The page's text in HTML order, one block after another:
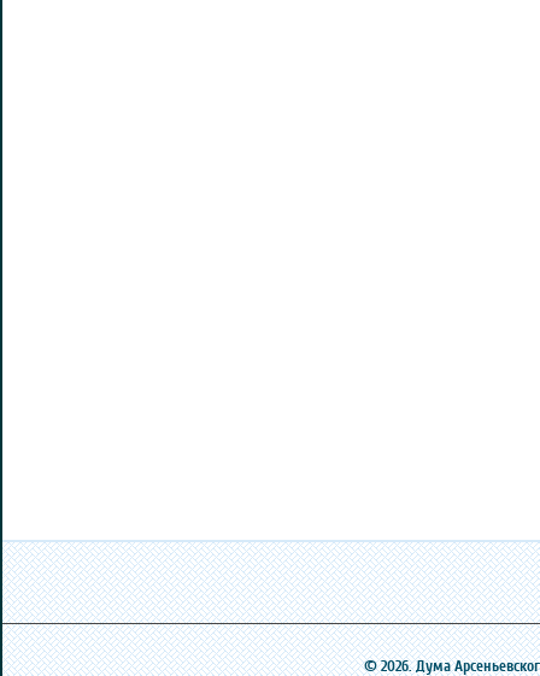
© 2026. Дума